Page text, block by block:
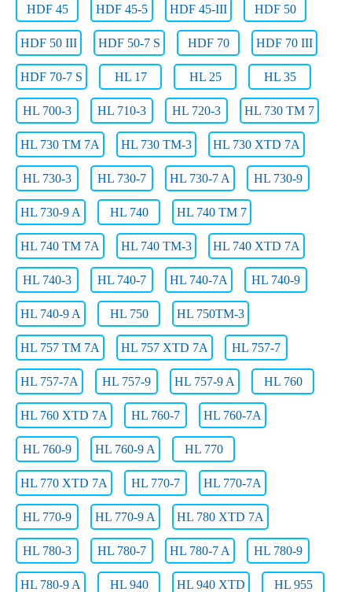
HDF 45 HDF 45-5 HDF 45-III HDF 50
HDF 50 III HDF 50-7 S HDF 70 HDF 70 III
HDF 70-7 S HL 17 HL 25 HL 35
HL 700-3 HL 710-3 HL 720-3 HL 730 TM 7
HL 730 TM 7A HL 730 TM-3 HL 730 XTD 7A
HL 730-3 HL 730-7 HL 730-7 A HL 730-9
HL 730-9 A HL 740 HL 740 TM 7
HL 740 TM 7A HL 740 TM-3 HL 740 XTD 7A
HL 740-3 HL 740-7 HL 740-7A HL 740-9
HL 740-9 A HL 750 HL 750TM-3
HL 757 TM 7A HL 757 XTD 7A HL 757-7
HL 757-7A HL 757-9 HL 757-9 A HL 760
HL 760 XTD 7A HL 760-7 HL 760-7A
HL 760-9 HL 760-9 A HL 770
HL 770 XTD 7A HL 770-7 HL 770-7A
HL 770-9 HL 770-9 A HL 780 XTD 7A
HL 780-3 HL 780-7 HL 780-7 A HL 780-9
HL 780-9 A HL 940 HL 940 XTD HL 955